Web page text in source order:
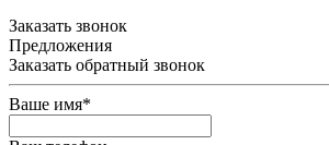
Заказать звонок
Предложения
Заказать обратный звонок
Ваше имя*